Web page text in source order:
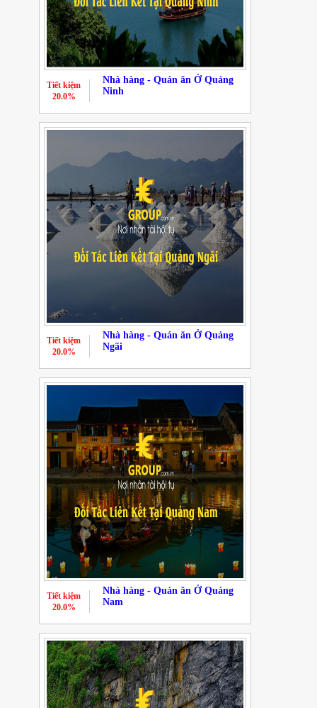
Nhà hàng - Quán ăn Ở Quảng
Ninh
Tiết kiệm
20.0%
Nhà hàng - Quán ăn Ở Quảng
Ngãi
Tiết kiệm
20.0%
Nhà hàng - Quán ăn Ở Quảng
Nam
Tiết kiệm
20.0%